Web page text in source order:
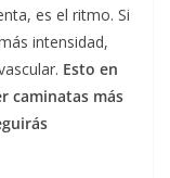
es el ritmo. Si
intensidad,
Esto en
caminatas más